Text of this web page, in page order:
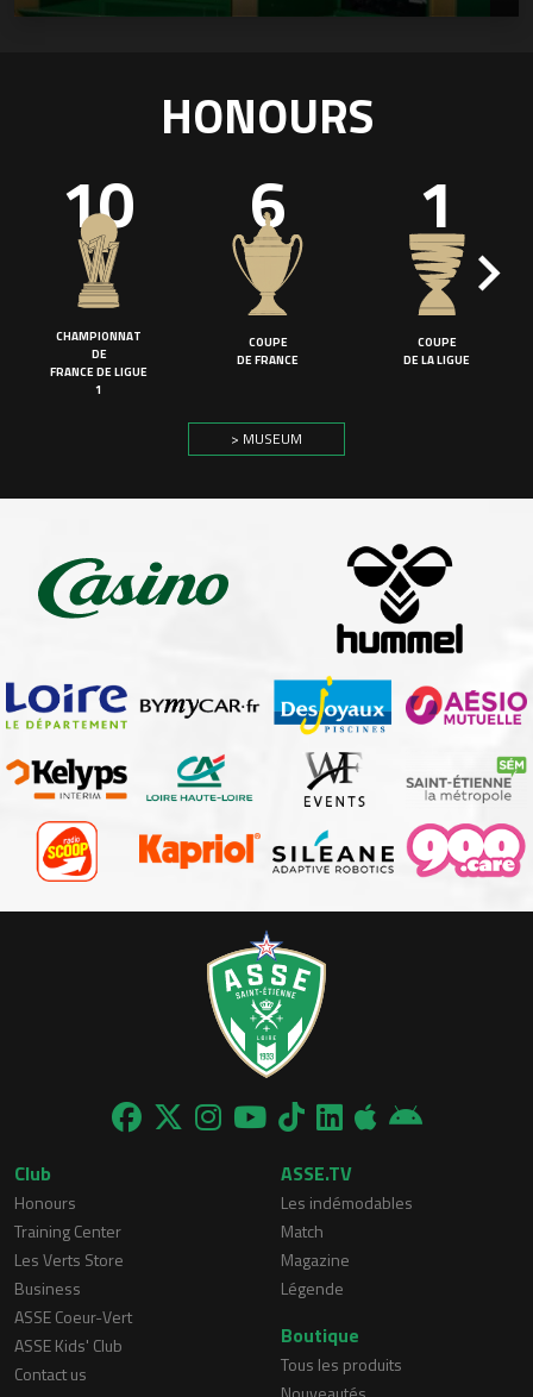
HONOURS
10
CHAMPIONNAT
DE
FRANCE DE LIGUE
1
6
COUPE
DE FRANCE
1
COUPE
DE LA LIGUE
> MUSEUM
Club
Honours
Training Center
Les Verts Store
Business
ASSE Coeur-Vert
ASSE Kids' Club
Contact us
ASSE.TV
Les indémodables
Match
Magazine
Légende
Boutique
Tous les produits